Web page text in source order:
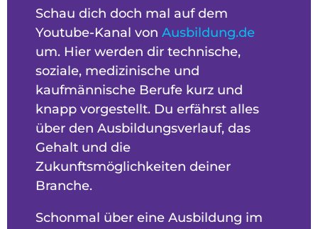
Schau dich doch mal auf dem
Youtube-Kanal von Ausbildung.de
um. Hier werden dir technische,
soziale, medizinische und
kaufmännische Berufe kurz und
knapp vorgestellt. Du erfährst alles
über den Ausbildungsverlauf, das
Gehalt und die
Zukunftsmöglichkeiten deiner
Branche.
Schonmal über eine Ausbildung im